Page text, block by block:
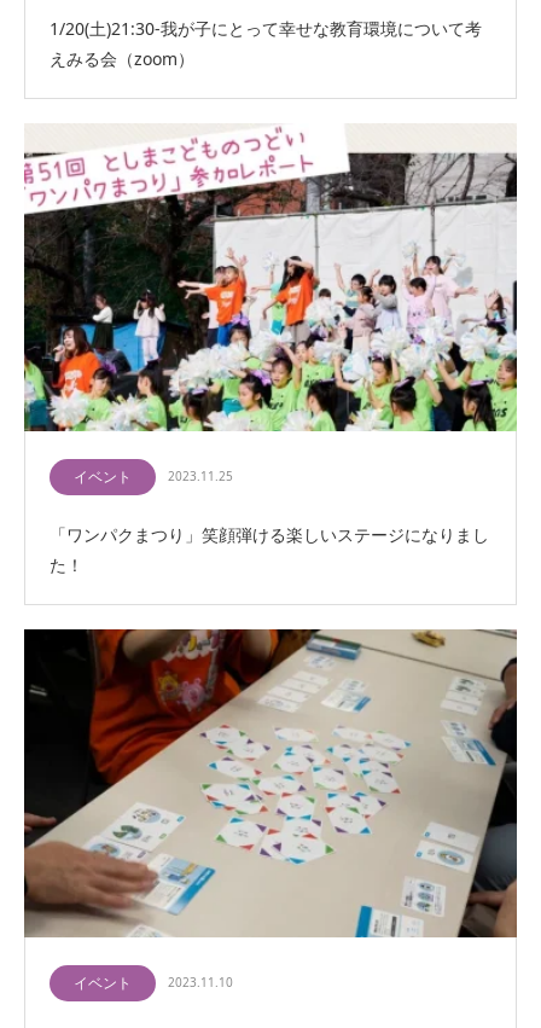
1/20(土)21:30-我が子にとって幸せな教育環境について考
えみる会（zoom）
イベント 2023.11.25
「ワンパクまつり」笑顔弾ける楽しいステージになりまし
た！
イベント 2023.11.10